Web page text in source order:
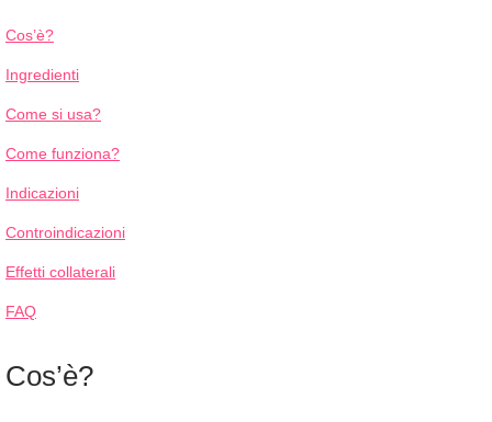
Cos’è?
Ingredienti
Come si usa?
Come funziona?
Indicazioni
Controindicazioni
Effetti collaterali
FAQ
Cos’è?